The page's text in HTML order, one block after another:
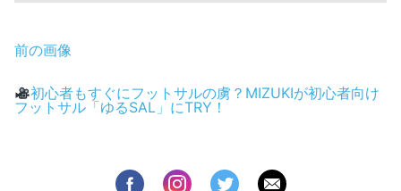
前の画像
初心者もすぐにフットサルの虜？MIZUKIが初心者向け
フットサル「ゆるSAL」にTRY！